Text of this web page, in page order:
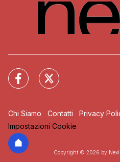
Chi Siamo Contatti Privacy
Impostazioni Cookie
Copyright © 2026 by